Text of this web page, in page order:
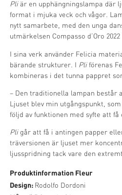
Pli är en upphängningslampa där
format i mjuka veck och vågor.
nytt samarbete, med den unga
utmärkelsen Compasso d’Oro
I sina verk använder Felicia
bärande strukturer. I Pliförenas
kombineras i det tunna pappret
– Den traditionella lampan består
Ljuset blev min utgångspunkt,
följd av funktionen med syfte att
Pli går att få i antingen papper
träversionen är ljuset mer
ljusspridning tack vare den
Produktinformation Fleur
Design: Rodolfo Dordoni